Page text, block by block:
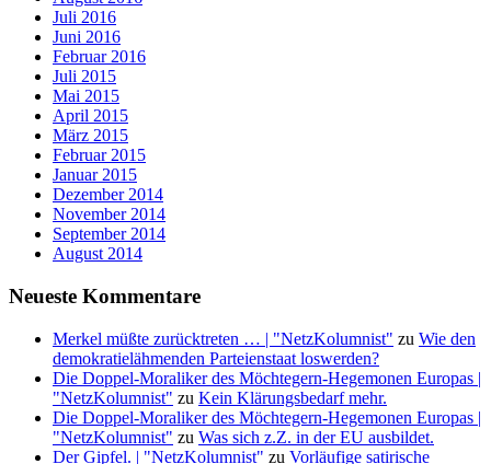
Juli 2016
Juni 2016
Februar 2016
Juli 2015
Mai 2015
April 2015
März 2015
Februar 2015
Januar 2015
Dezember 2014
November 2014
September 2014
August 2014
Neueste Kommentare
Merkel müßte zurücktreten … | "NetzKolumnist" zu Wie den
demokratielähmenden Parteienstaat loswerden?
Die Doppel-Moraliker des Möchtegern-Hegemonen Europas |
"NetzKolumnist" zu Kein Klärungsbedarf mehr.
Die Doppel-Moraliker des Möchtegern-Hegemonen Europas |
"NetzKolumnist" zu Was sich z.Z. in der EU ausbildet.
Der Gipfel. | "NetzKolumnist" zu Vorläufige satirische